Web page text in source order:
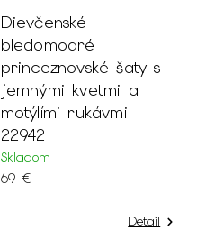
Dievčenské
bledomodré
princeznovské šaty s
jemnými kvetmi a
motýlími rukávmi
22942
Skladom
69 €
Detail